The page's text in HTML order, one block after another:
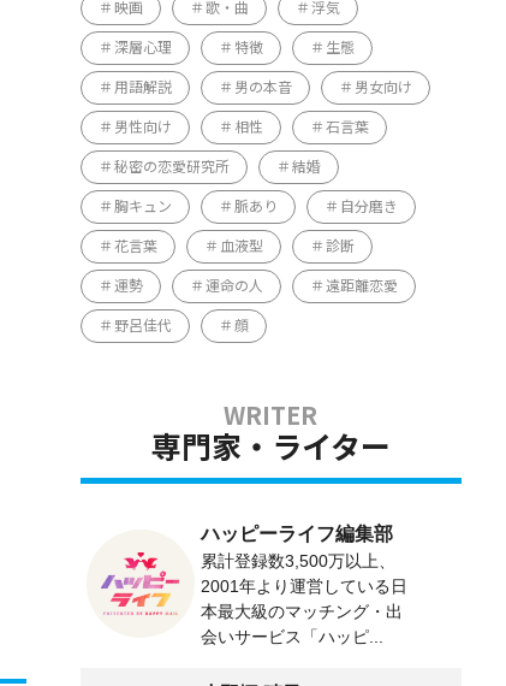
映画 歌・曲 浮気
深層心理 特徴 生態
用語解説 男の本音 男女向け
男性向け 相性 石言葉
秘密の恋愛研究所 結婚
胸キュン 脈あり 自分磨き
花言葉 血液型 診断
運勢 運命の人 遠距離恋愛
野呂佳代 顔
専門家・ライター
ハッピーライフ編集部
累計登録数3,500万以上、
2001年より運営している日
本最大級のマッチング・出
会いサービス「ハッピ...